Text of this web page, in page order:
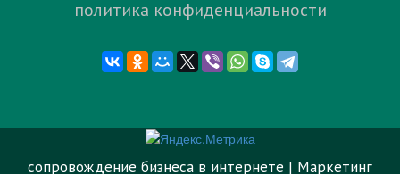
политика конфиденциальности
сопровождение бизнеса в интернете | Маркетинг